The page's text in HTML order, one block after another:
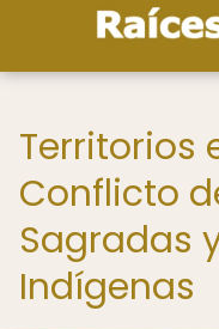
Territorios
Conflicto
Sagradas
Indígenas